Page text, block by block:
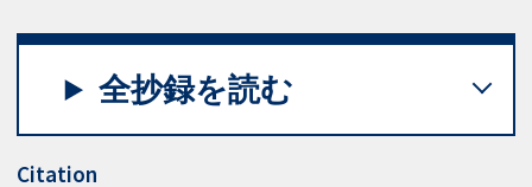
全抄録を読む
Citation